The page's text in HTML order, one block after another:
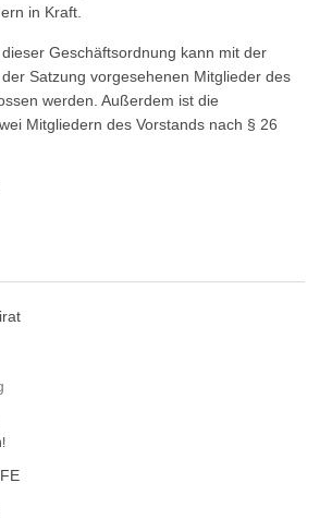
in Kraft.
Geschäftsordnung kann mit der
Satzung vorgesehenen Mitglieder des
werden. Außerdem ist die
Mitgliedern des Vorstands nach § 26